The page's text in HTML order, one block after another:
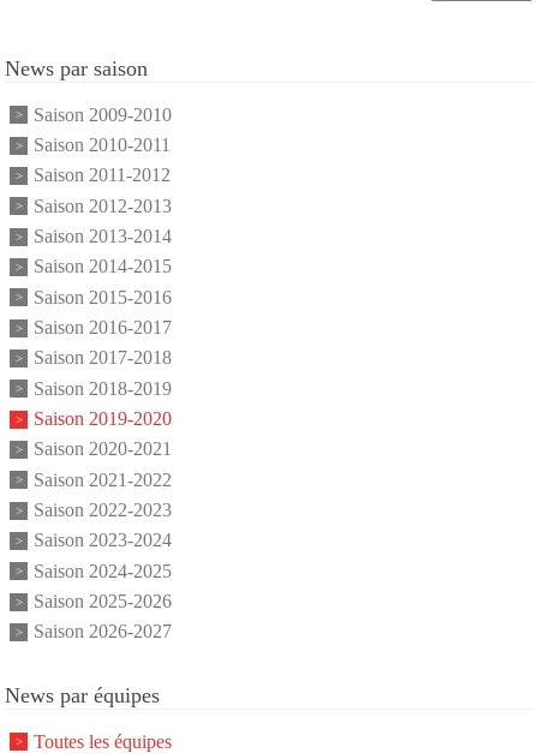
News par saison
Saison 2009-2010
Saison 2010-2011
Saison 2011-2012
Saison 2012-2013
Saison 2013-2014
Saison 2014-2015
Saison 2015-2016
Saison 2016-2017
Saison 2017-2018
Saison 2018-2019
Saison 2019-2020
Saison 2020-2021
Saison 2021-2022
Saison 2022-2023
Saison 2023-2024
Saison 2024-2025
Saison 2025-2026
Saison 2026-2027
News par équipes
Toutes les équipes